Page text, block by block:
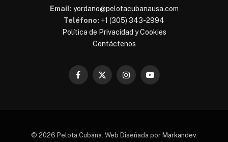
Email: yordano@pelotacubanausa.com
Teléfono: +1 (305) 343-2994
Política de Privacidad y Cookies
Contáctenos
Facebook
X
InstagramYouTube
© 2026 Pelota Cubana. Web Diseñada por Markandev.